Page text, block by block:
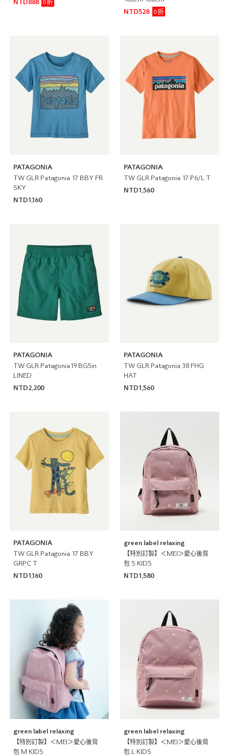
NTD888 6折
NTD528
6折
PATAGONIA
TW GLR Patagonia 17 BBY FR
SKY
NTD1,160
PATAGONIA
TW GLR Patagonia 17 P6/L T
NTD1,560
PATAGONIA
TW GLR Patagonia19 BG5in
LINED
NTD2,200
PATAGONIA
TW GLR Patagonia 38 FHG
HAT
NTD1,560
PATAGONIA
TW GLR Patagonia 17 BBY
GRPC T
NTD1,160
green label relaxing
【特別訂製】＜MEI＞愛心後背
包 S KIDS
NTD1,580
green label relaxing
【特別訂製】＜MEI＞愛心後背
包 M KIDS
green label relaxing
【特別訂製】＜MEI＞愛心後背
包 L KIDS